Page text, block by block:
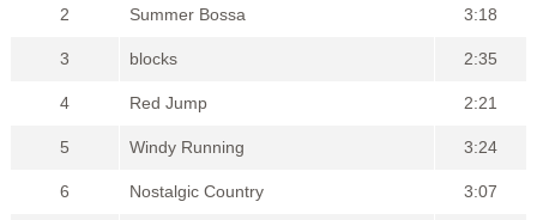
2 Summer Bossa 3:18
3 blocks 2:35
4 Red Jump 2:21
5 Windy Running 3:24
6 Nostalgic Country 3:07